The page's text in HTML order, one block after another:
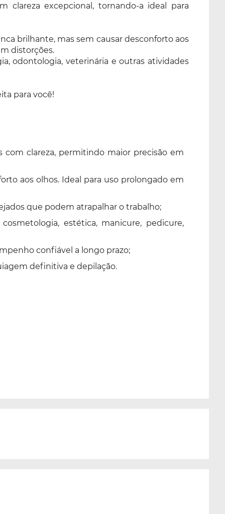
clareza excepcional, tornando-a ideal para
brilhante, mas sem causar desconforto aos
distorções.
odontologia, veterinária e outras atividades
para você!
clareza, permitindo maior precisão em
aos olhos. Ideal para uso prolongado em
que podem atrapalhar o trabalho;
estética, manicure, pedicure,
confiável a longo prazo;
definitiva e depilação.